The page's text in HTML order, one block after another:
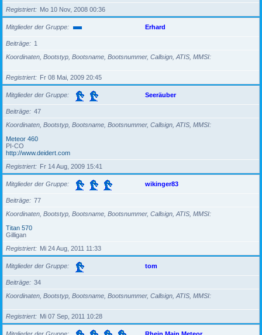
Registriert
Mo 10 Nov, 2008 00:36
Mitglieder der Gruppe Erhard
Beiträge
1
Koordinaten, Bootstyp, Bootsname, Bootsnummer, Callsign, ATIS, MMSI
Registriert Fr 08 Mai, 2009 20:45
Mitglieder der Gruppe Seeräuber
Beiträge
47
Koordinaten, Bootstyp, Bootsname, Bootsnummer, Callsign, ATIS, MMSI
Meteor 460
PI-CO
http://www.deidert.com
Registriert
Fr 14 Aug, 2009 15:41
Mitglieder der Gruppe wikinger83
Beiträge
77
Koordinaten, Bootstyp, Bootsname, Bootsnummer, Callsign, ATIS, MMSI
Titan 570
Gilligan
Registriert
Mi 24 Aug, 2011 11:33
Mitglieder der Gruppe tom
Beiträge
34
Koordinaten, Bootstyp, Bootsname, Bootsnummer, Callsign, ATIS, MMSI
Registriert Mi 07 Sep, 2011 10:28